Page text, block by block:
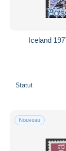
Iceland
Statut
Nouveau